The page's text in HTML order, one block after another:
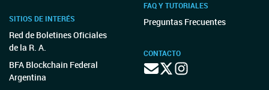
SITIOS DE INTERÉS
Red de Boletines Oficiales
de la R. A.
BFA Blockchain Federal
Argentina
FAQ Y TUTORIALES
Preguntas Frecuentes
CONTACTO